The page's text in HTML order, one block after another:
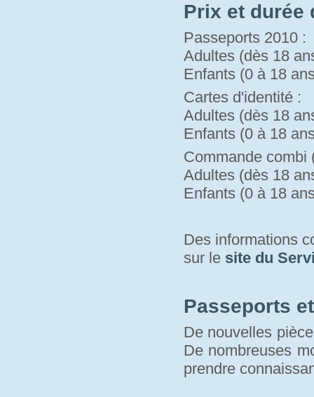
Prix et durée
Passeports 2010 :
Adultes (dès 18
Enfants (0 à 18
Cartes d'identité :
Adultes (dès 18
Enfants (0 à 18
Commande combi
Adultes (dès 18
Enfants (0 à 18
Des informations
sur le site du
Passeports
De nouvelles
De nombreuses
prendre